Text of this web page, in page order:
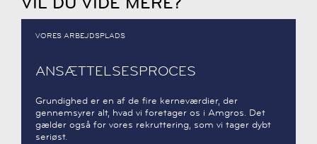
VORES ARBEJDSPLADS
ANSÆTTELSESPROCES
Grundighed er en af de fire kerneværdier, der
gennemsyrer alt, hvad vi foretager os i Amgros. Det
gælder også for vores rekruttering, som vi tager dybt
seriøst.